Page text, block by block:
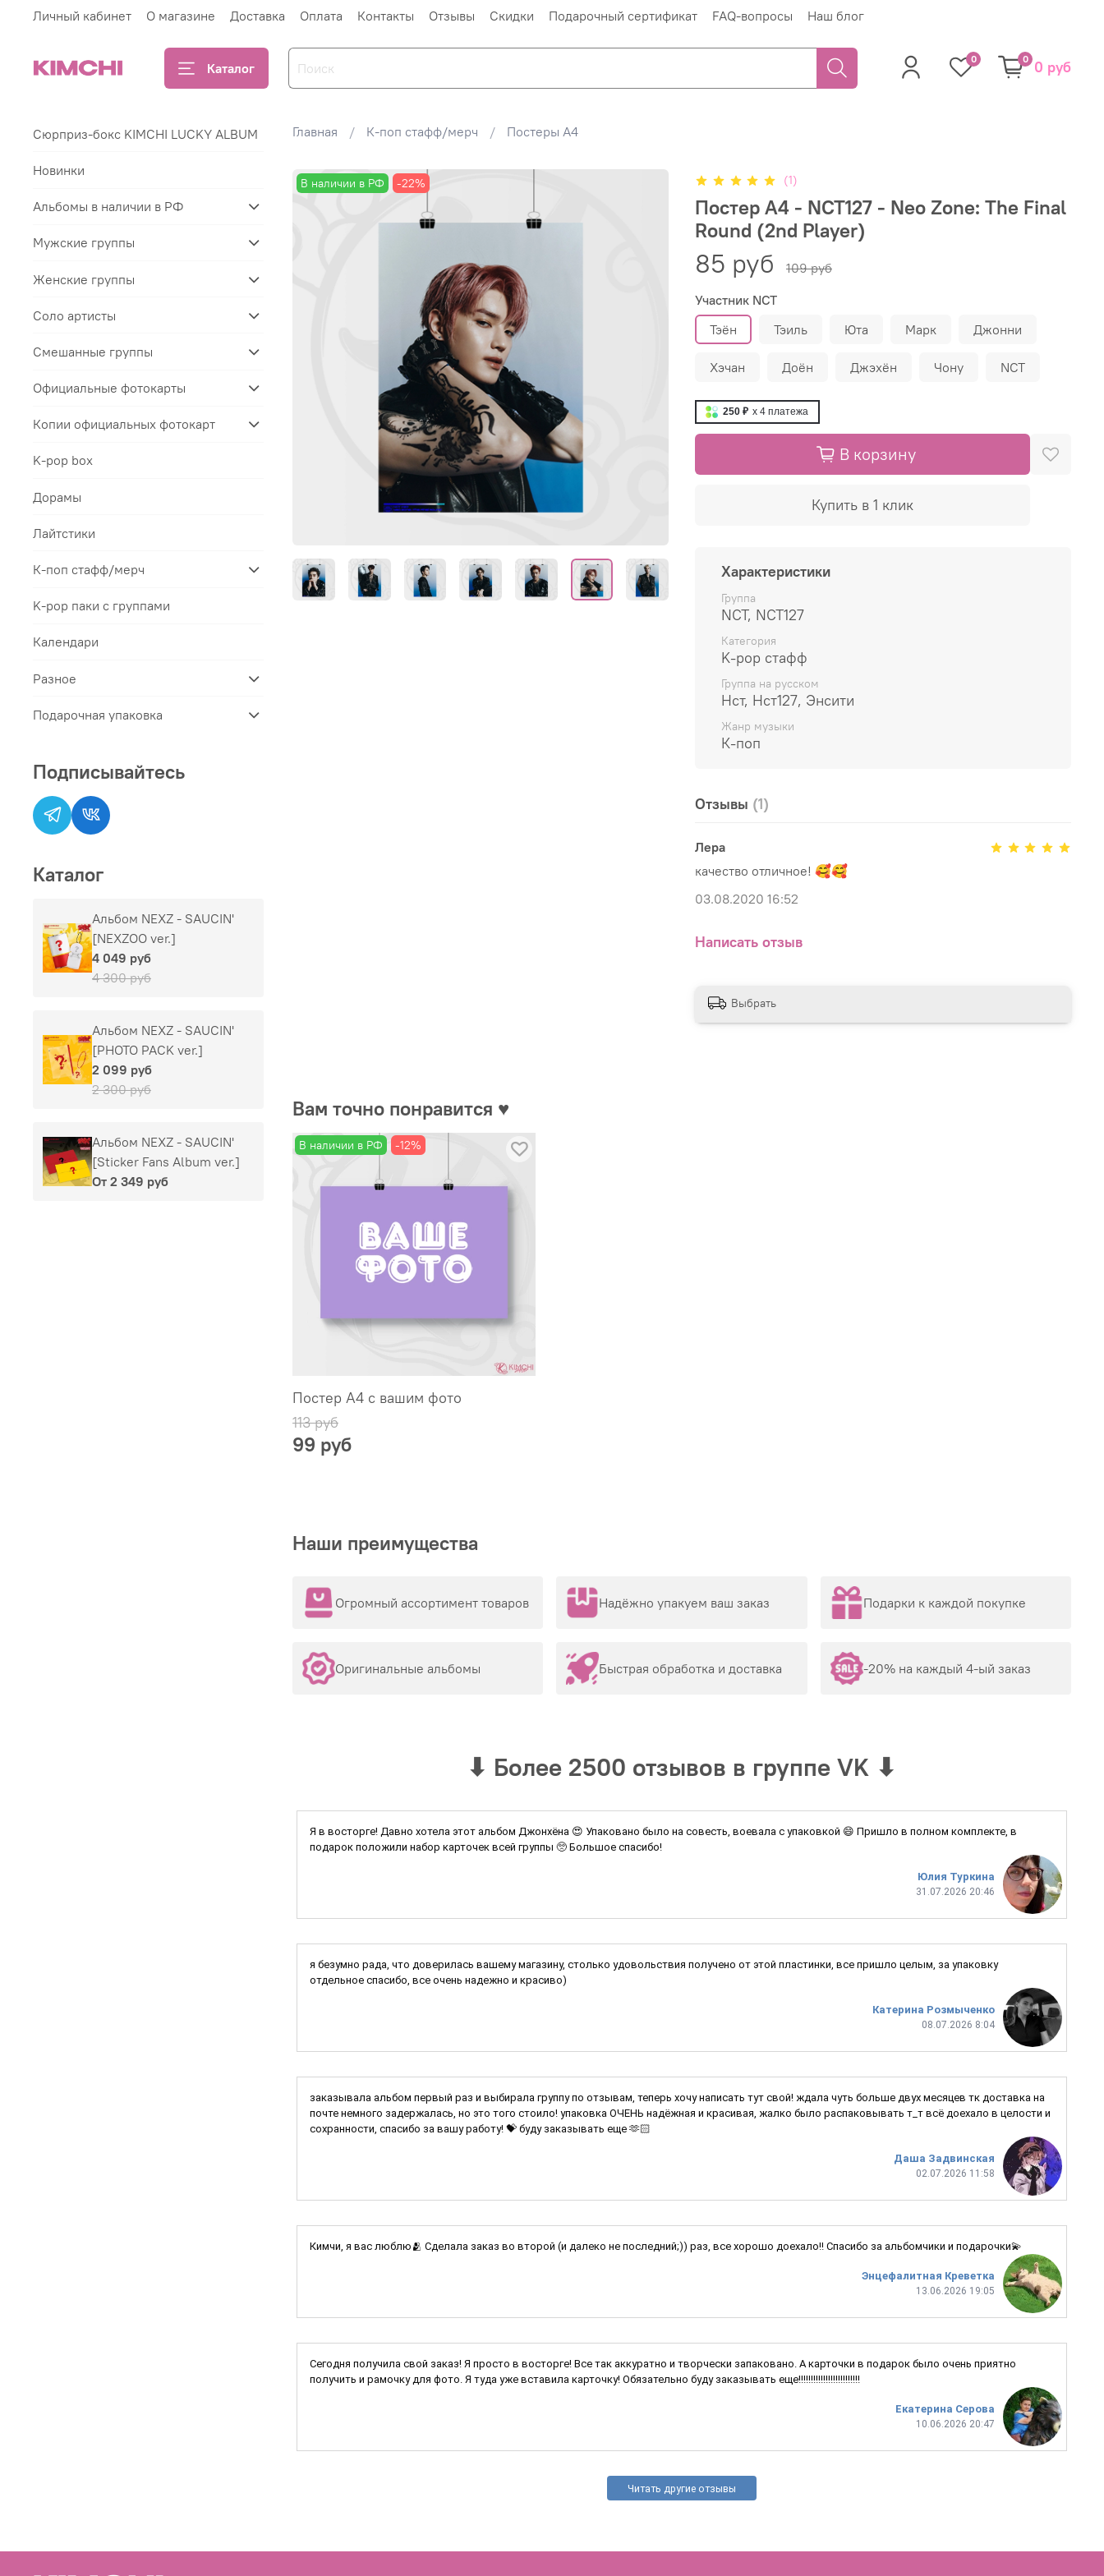
Личный кабинет О магазине Доставка Оплата Контакты Отзывы Скидки Подарочный сертификат FAQ-вопросы Наш блог
Каталог
0 0 0 руб
Главная К-поп стафф/мерч Постеры А4
В наличии в РФ -22% (1)
Постер А4 - NCT127 - Neo Zone: The Final
Round (2nd Player)
85 руб
109 руб
Участник NCT
Тэён
Тэиль Юта Марк Джонни
Хэчан Доён Джэхён Чону NCT
250 ₽ x 4платежа
В корзину
Купить в 1 клик
Характеристики
Группа
NCT, NCT127
Категория
K-pop стафф
Группа на русском
Нст, Нст127, Энсити
Жанр музыки
К-поп
Отзывы (1)
Лера
качество отличное! 🥰🥰
03.08.2020 16:52
Написать отзыв
Выбрать
Вам точно понравится ♥
В наличии в РФ -12%
Постер А4 с вашим фото
113 руб
99 руб
Наши преимущества
Огромный ассортимент товаров
Оригинальные альбомы
Надёжно упакуем ваш заказ
Быстрая обработка и доставка
Подарки к каждой покупке
-20% на каждый 4-ый заказ
⬇ Более 2500 отзывов в группе VK ⬇
Юлия Туркина
31.07.2026 20:46
Я в восторге! Давно хотела этот альбом Джонхёна 😍 Упаковано было на совесть, воевала с упаковкой 😄 Пришло в полном комплекте, в
подарок положили набор карточек всей группы 🥺 Большое спасибо!
Катерина Розмыченко
08.07.2026 8:04
я безумно рада, что доверилась вашему магазину, столько удовольствия получено от этой пластинки, все пришло целым, за упаковку
отдельное спасибо, все очень надежно и красиво)
Даша Задвинская
02.07.2026 11:58
заказывала альбом первый раз и выбирала группу по отзывам, теперь хочу написать тут свой! ждала чуть больше двух месяцев тк доставка на
почте немного задержалась, но это того стоило! упаковка ОЧЕНЬ надёжная и красивая, жалко было распаковывать т_т всё доехало в целости и
сохранности, спасибо за вашу работу! 💝 буду заказывать еще 🫶🏻
Энцефалитная Креветка
13.06.2026 19:05
Кимчи, я вас люблю🫂 Сделала заказ во второй (и далеко не последний;)) раз, все хорошо доехало!! Спасибо за альбомчики и подарочки💫
Екатерина Серова
10.06.2026 20:47
Сегодня получила свой заказ! Я просто в восторге! Все так аккуратно и творчески запаковано. А карточки в подарок было очень приятно
получить и рамочку для фото. Я туда уже вставила карточку! Обязательно буду заказывать еще!!!!!!!!!!!!!!!!!!!!!!!!!
Читать другие отзывы
Сюрприз-бокс KIMCHI LUCKY ALBUM
Новинки
Альбомы в наличии в РФ
Мужские группы
Женские группы
Соло артисты
Смешанные группы
Официальные фотокарты
Копии официальных фотокарт
K-pop box
Дорамы
Лайтстики
К-поп стафф/мерч
K-pop паки с группами
Календари
Разное
Подарочная упаковка
Подписывайтесь
Каталог
Альбом NEXZ - SAUCIN'
[NEXZOO ver.]
4 049 руб
4 300 руб
Альбом NEXZ - SAUCIN'
[PHOTO PACK ver.]
2 099 руб
2 300 руб
Альбом NEXZ - SAUCIN'
[Sticker Fans Album ver.]
От 2 349 руб